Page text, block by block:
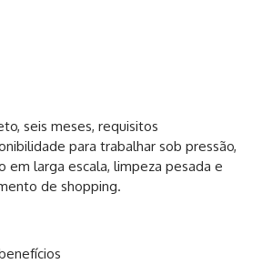
seis meses, requisitos
para trabalhar sob pressão,
em larga escala, limpeza pesada e
de shopping.